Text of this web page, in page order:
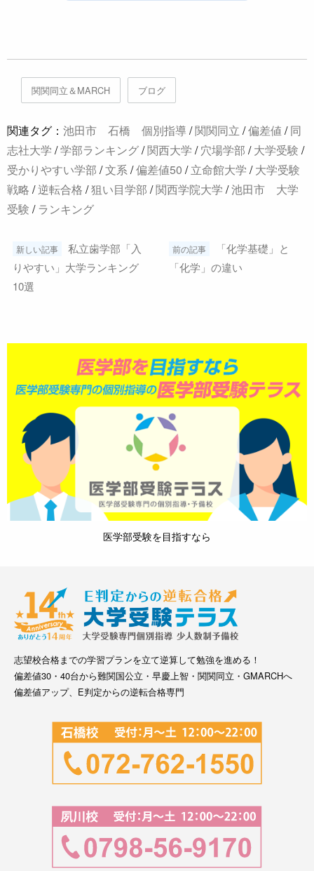
関関同立＆MARCH ブログ
関連タグ： 池田市 石橋 個別指導 /関関同立 /偏差値 /同
志社大学 /学部ランキング/関西大学 /穴場学部 /大学受験 /
受かりやすい学部 /文系/偏差値50 /立命館大学 /大学受験
戦略 /逆転合格 /狙い目学部 /関西学院大学 /池田市 大学
受験 /ランキング
前
後
の
事
の
リ
ン
ク
新しい記事
私立歯学部「入
りやすい」大学ランキング
10選
前の記事
「化学基礎」と
「化学」の違い
医療・看護系学部に強い個別指導塾
志望校合格までの学習プランを立て逆算して勉強を進める！
偏差値30・40台から難関国公立・早慶上智・関関同立・GMARCHへ
偏差値アップ、E判定からの逆転合格専門